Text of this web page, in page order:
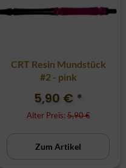
CRT Resin Mundstück
#2 - pink
5,90 € *
Alter Preis:5,90 €
Zum Artikel